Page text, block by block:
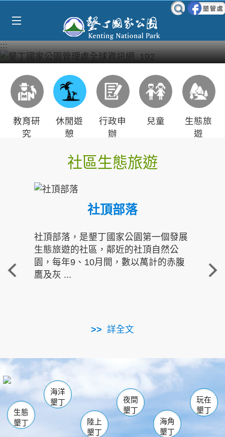
:::
教育研
究
休閒遊
憩
行政申
辦
兒童
生態旅
遊
社區生態旅遊
社頂部落
社頂部落，是墾丁國家公園第一個發展
生態旅遊的社區，鄰近的社頂自然公
園，每年9、10月間，數以萬計的赤腹
鷹及灰 ...
詳全文
重
走進
南仁湖
海生館
恆春 佳樂水
龍鑾潭自然中心 森林遊樂區
瓊麻館
關山 墾管處遊客中心
社頂公園 風吹沙
船帆石
白砂 龍磐公園
香蕉灣
砂島
鵝鑾鼻
生態
墾丁
海洋
墾丁
陸上
墾丁
夜間
墾丁
海角
墾丁
玩在
墾丁